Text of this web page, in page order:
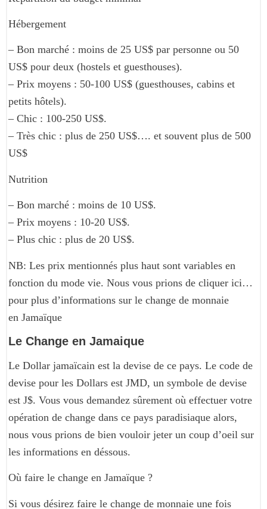
Hébergement
– Bon marché : moins de 25 US$ par personne ou 50
US$ pour deux (hostels et guesthouses).
– Prix moyens : 50-100 US$ (guesthouses, cabins et
petits hôtels).
– Chic : 100-250 US$.
– Très chic : plus de 250 US$…. et souvent plus de 500
US$
Nutrition
– Bon marché : moins de 10 US$.
– Prix moyens : 10-20 US$.
– Plus chic : plus de 20 US$.
NB: Les prix mentionnés plus haut sont variables en
fonction du mode vie. Nous vous prions de cliquer ici…
pour plus d’informations sur le change de monnaie
en Jamaïque
Le Change en Jamaique
Le Dollar jamaïcain est la devise de ce pays. Le code de
devise pour les Dollars est JMD, un symbole de devise
est J$. Vous vous demandez sûrement où effectuer votre
opération de change dans ce pays paradisiaque alors,
nous vous prions de bien vouloir jeter un coup d’oeil sur
les informations en déssous.
Où faire le change en Jamaïque ?
Si vous désirez faire le change de monnaie une fois